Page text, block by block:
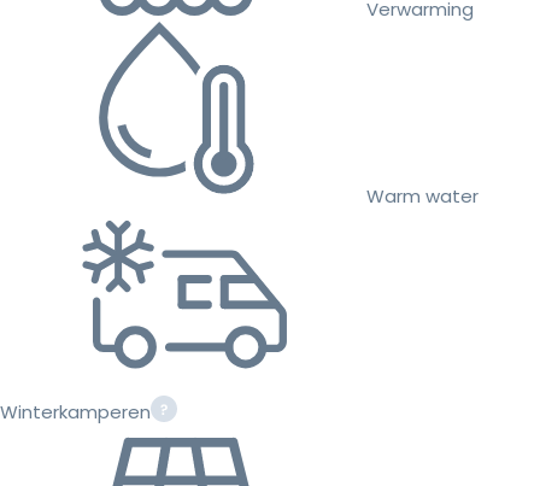
Verwarming
Warm water
Winterkamperen